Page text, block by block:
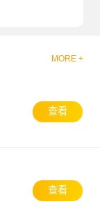
MORE +
查看
查看